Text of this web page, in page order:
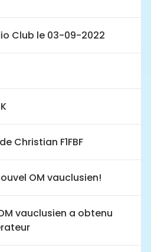
Club le 03-09-2022
Christian F1FBF
OM vauclusien!
vauclusien a obtenu